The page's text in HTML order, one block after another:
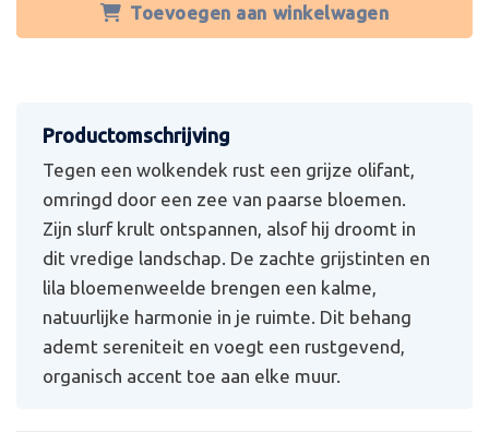
Toevoegen aan winkelwagen
Tegen een wolkendek rust een grijze olifant,
omringd door een zee van paarse bloemen.
Zijn slurf krult ontspannen, alsof hij droomt in
dit vredige landschap. De zachte grijstinten en
lila bloemenweelde brengen een kalme,
natuurlijke harmonie in je ruimte. Dit behang
ademt sereniteit en voegt een rustgevend,
organisch accent toe aan elke muur.